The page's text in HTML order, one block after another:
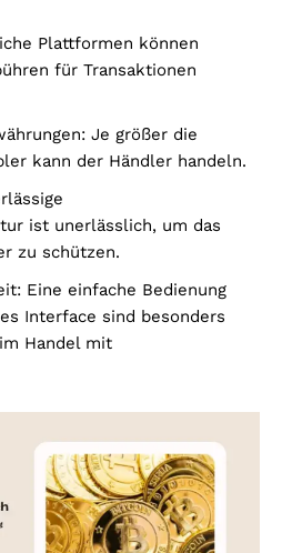
Plattformen können
für Transaktionen
Je größer die
kann der Händler handeln.
ist unerlässlich, um das
zu schützen.
Eine einfache Bedienung
Interface sind besonders
Handel mit